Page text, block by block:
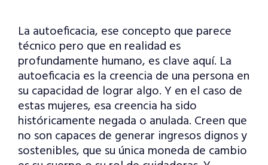
La autoeficacia, ese concepto que parece
técnico pero que en realidad es
profundamente humano, es clave aquí. La
autoeficacia es la creencia de una persona en
su capacidad de lograr algo. Y en el caso de
estas mujeres, esa creencia ha sido
históricamente negada o anulada. Creen que
no son capaces de generar ingresos dignos y
sostenibles, que su única moneda de cambio